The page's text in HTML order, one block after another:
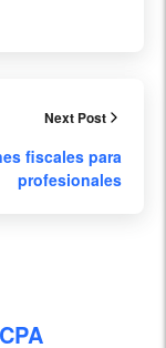
Next Post
fiscales para
profesionales